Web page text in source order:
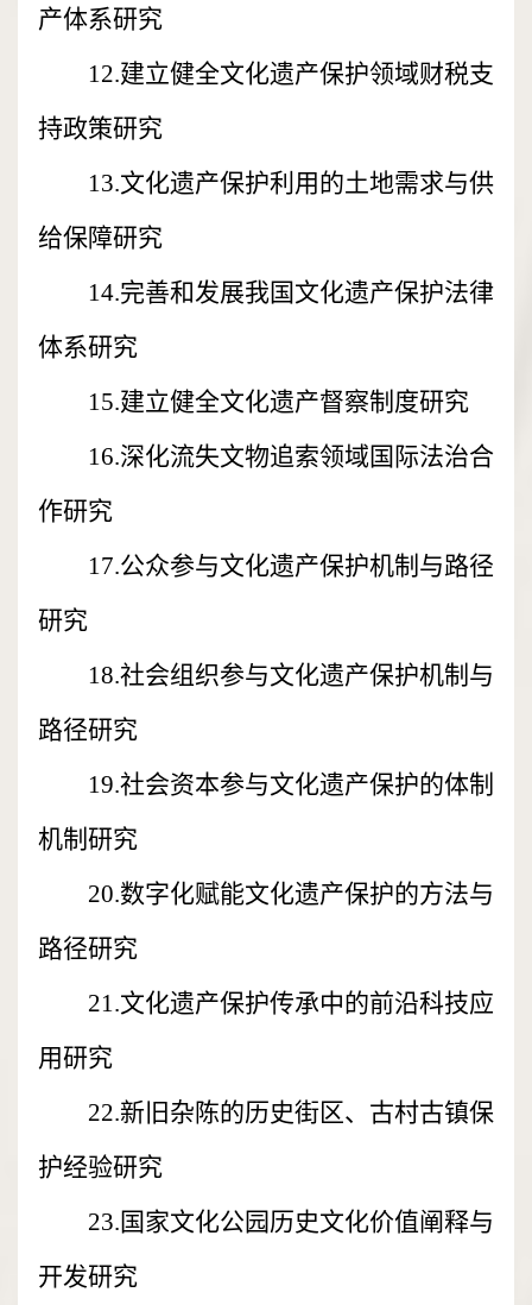
产体系研究
12.建立健全文化遗产保护领域财税支
持政策研究
13.文化遗产保护利用的土地需求与供
给保障研究
14.完善和发展我国文化遗产保护法律
体系研究
15.建立健全文化遗产督察制度研究
16.深化流失文物追索领域国际法治合
作研究
17.公众参与文化遗产保护机制与路径
研究
18.社会组织参与文化遗产保护机制与
路径研究
19.社会资本参与文化遗产保护的体制
机制研究
20.数字化赋能文化遗产保护的方法与
路径研究
21.文化遗产保护传承中的前沿科技应
用研究
22.新旧杂陈的历史街区、古村古镇保
护经验研究
23.国家文化公园历史文化价值阐释与
开发研究